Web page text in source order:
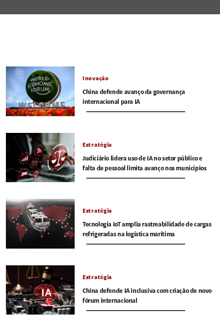
Inovação
China defende avanço da governança
internacional para IA
Estratégia
Judiciário lidera uso de IA no setor público e
falta de pessoal limita avanço nos municípios
Estratégia
Tecnologia IoT amplia rastreabilidade de cargas
refrigeradas na logística marítima
Estratégia
China defende IA inclusiva com criação de novo
fórum internacional